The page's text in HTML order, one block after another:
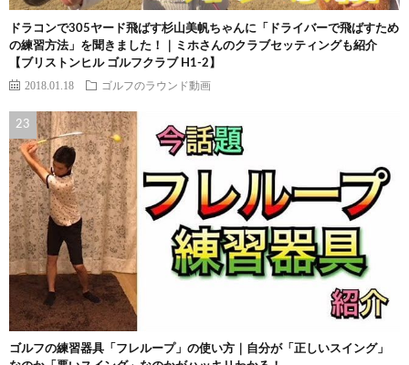
ドラコンで305ヤード飛ばす杉山美帆ちゃんに「ドライバーで飛ばすため
の練習方法」を聞きました！｜ミホさんのクラブセッティングも紹介
【ブリストンヒル ゴルフクラブ H1-2】
2018.01.18 ゴルフのラウンド動画
ゴルフの練習器具「フレループ」の使い方｜自分が「正しいスイング」